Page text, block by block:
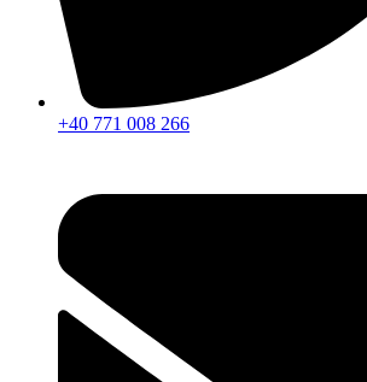
+40 771 008 266